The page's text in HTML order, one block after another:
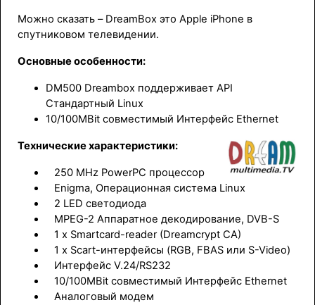
Можно сказать – DreamBox это Apple iPhone в
спутниковом телевидении.
Основные особенности:
DM500 Dreambox поддерживает API
Стандартный Linux
10/100MBit совместимый Интерфейс Ethernet
Технические характеристики:
250 MHz PowerPC процессор
Enigma, Операционная система Linux
2 LED светодиода
MPEG-2 Аппаратное декодирование, DVB-S
1 х Smartcard-reader (Dreamcrypt CA)
1 х Scart-интерфейсы (RGB, FBAS или S-Video)
Интерфейс V.24/RS232
10/100MBit совместимый Интерфейс Ethernet
Аналоговый модем